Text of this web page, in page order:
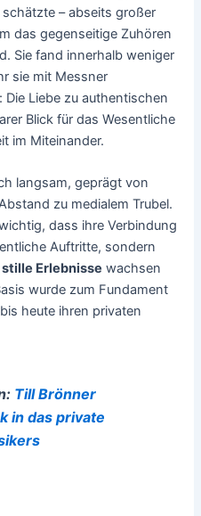
– abseits großer
das gegenseitige Zuhören
Sie fand innerhalb weniger
sie mit Messner
Liebe zu authentischen
Blick für das Wesentliche
im Miteinander.
langsam, geprägt von
zu medialem Trubel.
dass ihre Verbindung
Auftritte, sondern
Erlebnisse wachsen
wurde zum Fundament
heute ihren privaten
Till Brönner
in das private